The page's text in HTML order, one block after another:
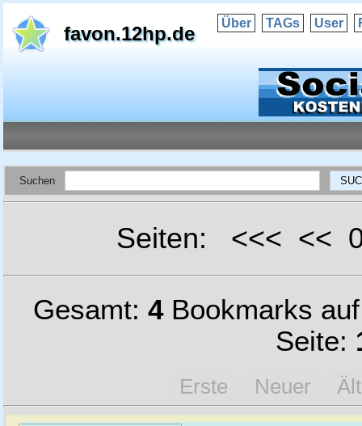
favon.12hp.de Über TAGs User
Suchen
Seiten: <<< <<
Gesamt: 4Bookmarks
Seite:
Erste Neuer